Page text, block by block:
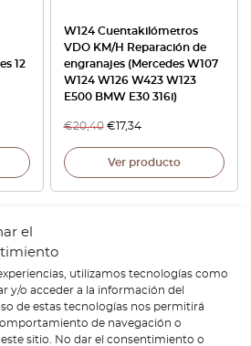
el
utilizamos tecnologías como
y/o acceder a la información del
de estas tecnologías nos permitirá
de navegación o
sitio. No dar el consentimiento o
12
W124 Cuentakilómetros
VDO KM/H Reparación de
engranajes (Mercedes W107
W124 W126 W423 W123
E500 BMW E30 316i)
€20,40 €17,34
Ver producto
Página1/ 1
1